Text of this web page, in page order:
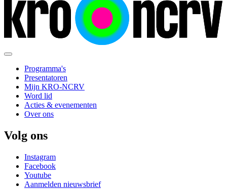
Programma's
Presentatoren
Mijn KRO-NCRV
Word lid
Acties & evenementen
Over ons
Volg ons
Instagram
Facebook
Youtube
Aanmelden nieuwsbrief